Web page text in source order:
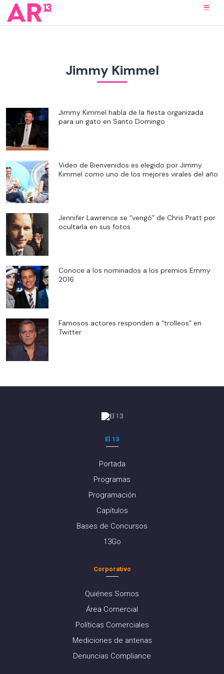
Jimmy Kimmel
Jimmy Kimmel habla de la fiesta organizada
para un gato en Santo Domingo
Video de Bienvenidos es elegido por Jimmy
Kimmel como uno de los mejores virales del año
Jennifer Lawrence se “vengó” de Chris Pratt por
ocultarla en sus fotos
Conoce a los nominados a los premios Emmy
2016
Famosos actores responden a “trolleos” en
Twitter
El 13
Portada
Programas
Programación
Capítulos
Bases de Concursos
13Go
Corporativo
Quiénes Somos
Área Comercial
Políticas Comerciales
Mediciones de antenas
Denuncias Compliance